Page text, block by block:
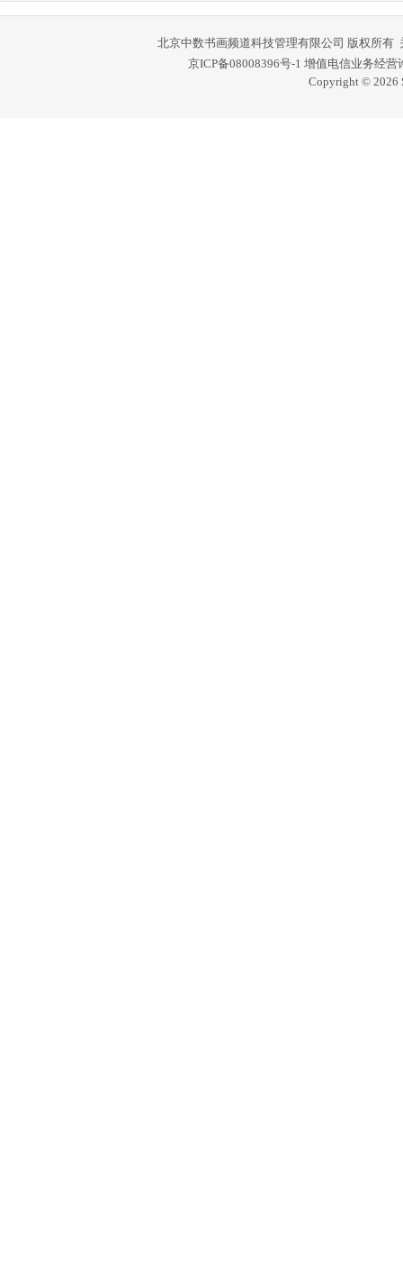
北京中数书画频道科技管理有限公司 版权所有
京ICP备08008396号-1 增值电信业务经营
Copyright © 2026